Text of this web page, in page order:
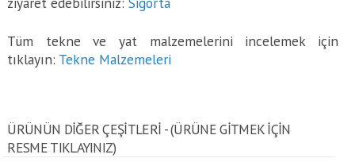
Tüm tekne ve yat malzemelerini incelemek için
tıklayın: Tekne Malzemeleri
ÜRÜNÜN DİĞER ÇEŞİTLERİ - (ÜRÜNE GITMEK IÇIN
RESME TIKLAYINIZ)